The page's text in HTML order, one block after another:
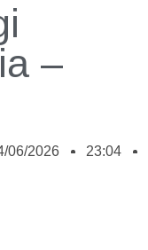
–
06/2026
23:04